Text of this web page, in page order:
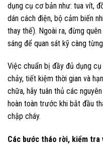
dụng cụ cơ bản như: tua vít,
dán cách điện, bộ cảm biến
thay thế). Ngoài ra, đừng
sáng để quan sát kỹ càng
Việc chuẩn bị đầy đủ dụng
chảy, tiết kiệm thời gian và
chữa, hãy tuân thủ các
hoàn toàn trước khi bắt đầu
chập cháy.
Các bước tháo rời, kiểm tra